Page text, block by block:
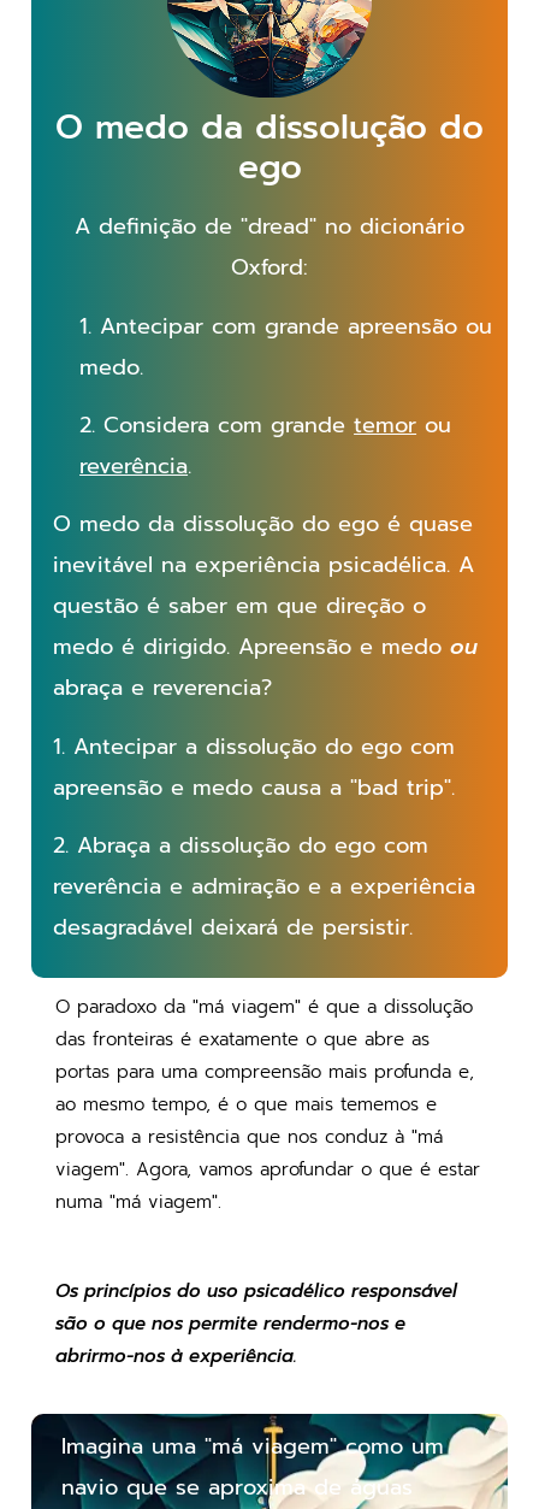
O medo da dissolução do
ego
A definição de "dread" no dicionário
Oxford:
1. Antecipar com grande apreensão ou
medo.
2. Considera com grandetemor ou
reverência.
O medo da dissolução do ego é quase
inevitável na experiência psicadélica. A
questão é saber em que direção o
medo é dirigido. Apreensão e medo ou
abraça e reverencia?
1. Antecipar a dissolução do ego com
apreensão e medo causa a "bad trip".
2. Abraça a dissolução do ego com
reverência e admiração e a experiência
desagradável deixará de persistir.
O paradoxo da "má viagem" é que a dissolução
das fronteiras é exatamente o que abre as
portas para uma compreensão mais profunda e,
ao mesmo tempo, é o que mais tememos e
provoca a resistência que nos conduz à "má
viagem". Agora, vamos aprofundar o que é estar
numa "má viagem".
Os princípios do uso psicadélico responsável
são o que nos permite rendermo-nos e
abrirmo-nos à experiência.
Imagina uma "má viagem" como um
navio que se aproxima de águas